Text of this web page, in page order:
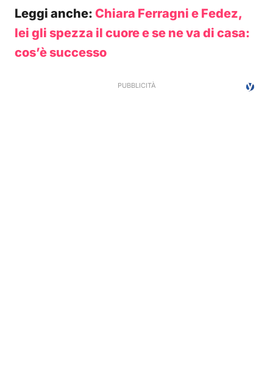
Leggi anche: Chiara Ferragni e Fedez,
lei gli spezza il cuore e se ne va di casa:
cos’è successo